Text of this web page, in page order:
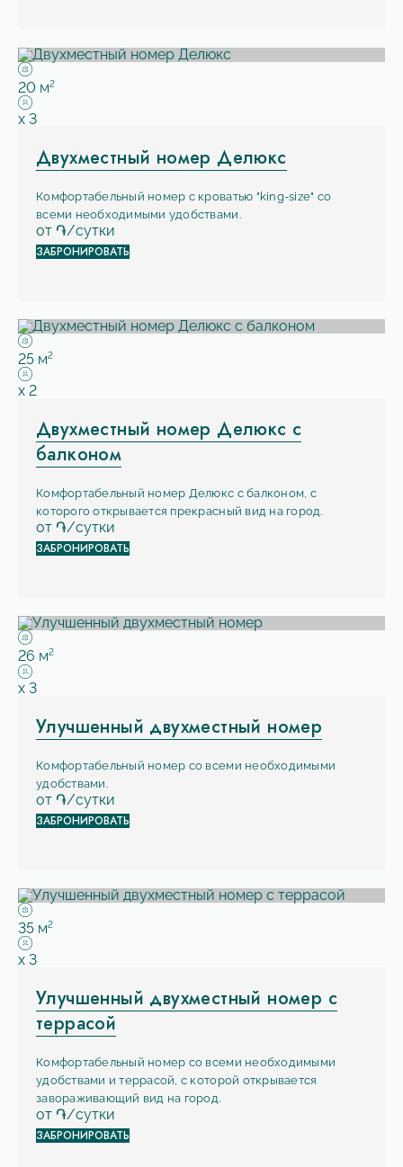
Площадь:
20 м2
Вместимость:
x 3
Двухместный номер Делюкс
Комфортабельный номер с кроватью "king-size" со
всеми необходимыми удобствами.
от ֏/сутки
ЗАБРОНИРОВАТЬ
Площадь:
25 м2
Вместимость:
x 2
Двухместный номер Делюкс с
балконом
Комфортабельный номер Делюкс с балконом, с
которого открывается прекрасный вид на город.
от ֏/сутки
ЗАБРОНИРОВАТЬ
Площадь:
26 м2
Вместимость:
x 3
Улучшенный двухместный номер
Комфортабельный номер со всеми необходимыми
удобствами.
от ֏/сутки
ЗАБРОНИРОВАТЬ
Площадь:
35 м2
Вместимость:
x 3
Улучшенный двухместный номер с
террасой
Комфортабельный номер со всеми необходимыми
удобствами и террасой, с которой открывается
завораживающий вид на город.
от ֏/сутки
ЗАБРОНИРОВАТЬ